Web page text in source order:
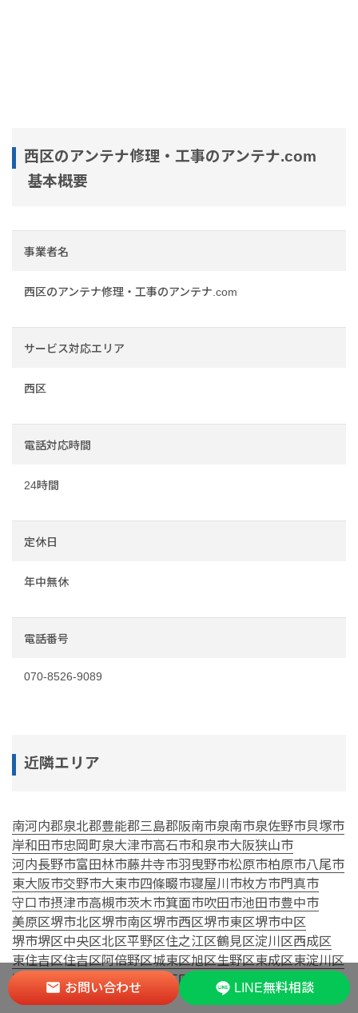
お問い合わせ LINE無料相談
西区のアンテナ修理・工事のアンテナ.com
基本概要
事業者名
西区のアンテナ修理・工事のアンテナ.com
サービス対応エリア
西区
電話対応時間
24時間
定休日
年中無休
電話番号
070-8526-9089
近隣エリア
南河内郡泉北郡豊能郡三島郡阪南市泉南市泉佐野市貝塚市
岸和田市忠岡町泉大津市高石市和泉市大阪狭山市
河内長野市富田林市藤井寺市羽曳野市松原市柏原市八尾市
東大阪市交野市大東市四條畷市寝屋川市枚方市門真市
守口市摂津市高槻市茨木市箕面市吹田市池田市豊中市
美原区堺市北区堺市南区堺市西区堺市東区堺市中区
堺市堺区中央区北区平野区住之江区鶴見区淀川区西成区
東住吉区住吉区阿倍野区城東区旭区生野区東成区東淀川区
西淀川区
浪速区 天王寺区 大正区 此花区福島区都島区